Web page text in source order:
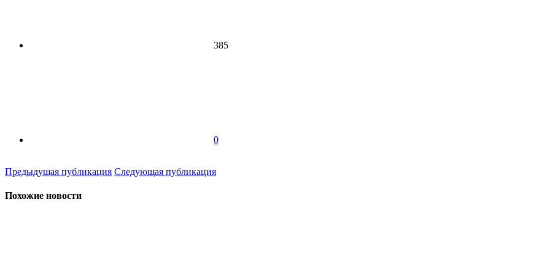
385
0
Предыдущая публикация Следующая публикация
Похожие новости